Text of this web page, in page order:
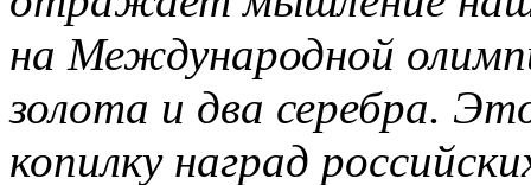
на Международной
золота и два серебра.
копилку наград